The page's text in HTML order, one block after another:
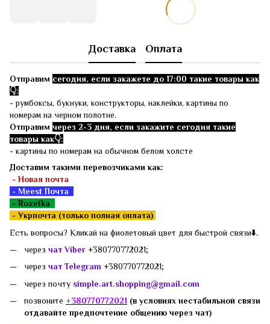
Доставка Оплата
Отправим сегодня, если закажете до 17:00 такие товары как
👇:
- румбоксы, букнуки, конструкторы, наклейки, картины по
номерам на черном полотне.
Отправим через 2-3 дня, если закажите сегодня такие
товары как👇:
- картины по номерам на обычном белом холсте
Доставим такими перевозчиками как:
- Новая почта
- Meest Почта
- Rozetka
-Укрпочта (только полная оплата)
Есть вопросы? Кликай на фиолетовый цвет для быстрой связи⬇️.
через чат Viber +380770772021;
через чат Telegram +380770772021;
через почту simple.art.shopping@gmail.com
позвоните +380770772021 (в условиях нестабильной связи
отдавайте предпочтение общению через чат)